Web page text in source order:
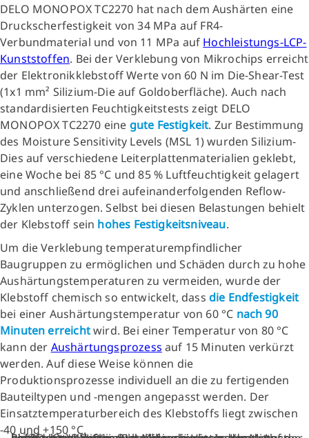
DELO MONOPOX TC2270 hat nach dem Aushärten eine
Druckscherfestigkeit von 34 MPa auf FR4-
Verbundmaterial und von 11 MPa auf Hochleistungs-LCP-
Kunststoffen. Bei der Verklebung von Mikrochips erreicht
der Elektronikklebstoff Werte von 60 N im Die-Shear-Test
(1x1 mm² Silizium-Die auf Goldoberfläche). Auch nach
standardisierten Feuchtigkeitstests zeigt DELO
MONOPOX TC2270 eine gute Festigkeit. Zur Bestimmung
des Moisture Sensitivity Levels (MSL 1) wurden Silizium-
Dies auf verschiedene Leiterplattenmaterialien geklebt,
eine Woche bei 85 °C und 85 % Luftfeuchtigkeit gelagert
und anschließend drei aufeinanderfolgenden Reflow-
Zyklen unterzogen. Selbst bei diesen Belastungen behielt
der Klebstoff sein hohes Festigkeitsniveau.
Um die Verklebung temperaturempfindlicher
Baugruppen zu ermöglichen und Schäden durch zu hohe
Aushärtungstemperaturen zu vermeiden, wurde der
Klebstoff chemisch so entwickelt, dassdie Endfestigkeit
bei einer Aushärtungstemperatur von 60 °C nach 90
Minuten erreichtwird. Bei einer Temperatur von 80 °C
kann der Aushärtungsprozess auf 15 Minuten verkürzt
werden. Auf diese Weise können die
Produktionsprozesse individuell an die zu fertigenden
Bauteiltypen und -mengen angepasst werden. Der
Einsatztemperaturbereich des Klebstoffs liegt zwischen
-40 und +150 °C.